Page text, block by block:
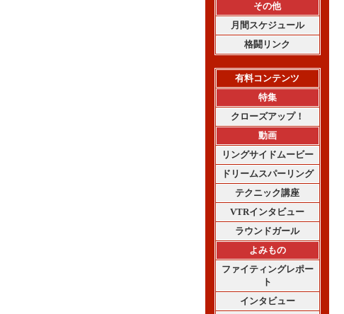
その他
月間スケジュール
格闘リンク
有料コンテンツ
特集
クローズアップ！
動画
リングサイドムービー
ドリームスパーリング
テクニック講座
VTRインタビュー
ラウンドガール
よみもの
ファイティングレポー
ト
インタビュー